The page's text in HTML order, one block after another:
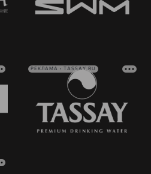
РЕКЛАМА • TASSAY.RU